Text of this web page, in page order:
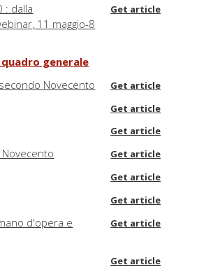
: dalla
11 maggio-8
Get article
generale
Novecento
Get article
Get article
Get article
Get article
Get article
Get article
d'opera e
Get article
Get article